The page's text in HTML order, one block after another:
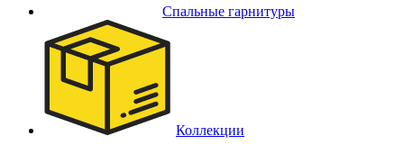
Спальные гарнитуры
Коллекции